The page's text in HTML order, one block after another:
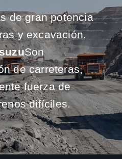
de gran potencia
y excavación.
Son
de carreteras,
fuerza de
difíciles.